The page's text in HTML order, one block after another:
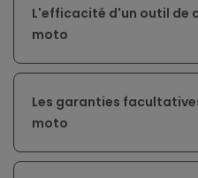
L'efficacité d'un outil de
moto
Les garanties
moto